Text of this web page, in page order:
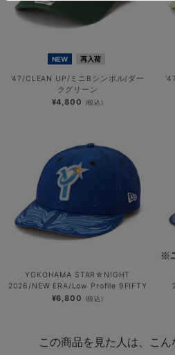
NEW 再入荷
’47/CLEAN UP/ミニBシンボル/ダー
クグリーン
¥4,800 (税込)
YOKOHAMA STAR☆NIGHT
2026/NEW ERA/Low Profile 9FIFTY
¥6,800 (税込)
この商品を見た人は、こ